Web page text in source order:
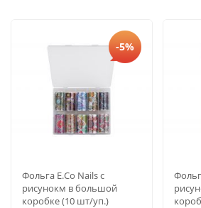
-5%
Фольга E.Co Nails с
рисунокм в большой
коробке (10 шт/уп.)